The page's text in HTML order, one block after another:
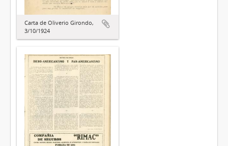
Carta de Oliverio Girondo,
3/10/1924